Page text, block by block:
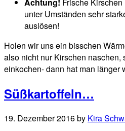
unter Umständen sehr
auslösen!
Holen wir uns ein bisschen
also nicht nur Kirschen naschen,
einkochen- dann hat man länger
Süßkartoffeln…
19. Dezember 2016by Kira